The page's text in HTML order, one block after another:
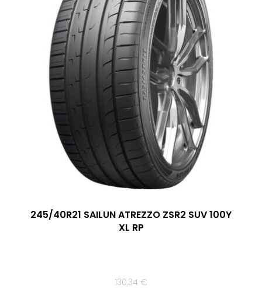
245/40R21 SAILUN ATREZZO ZSR2 SUV 100Y
XL RP
130,34 €